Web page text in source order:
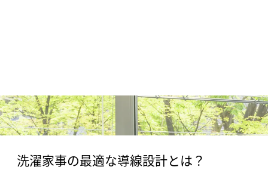
洗濯家事の最適な導線設計とは？